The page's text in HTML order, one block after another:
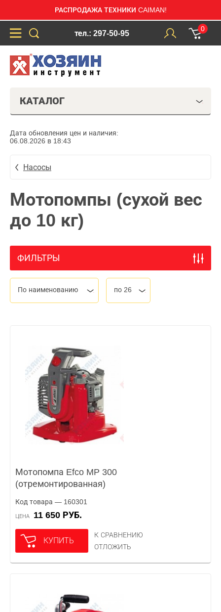
РАСПРОДАЖА ТЕХНИКИ CAIMAN!
тел.: 297-50-95
0
КАТАЛОГ
Дата обновления цен и наличия:
06.08.2026 в 18:43
Насосы
Мотопомпы (сухой вес
до 10 кг)
ФИЛЬТРЫ
По наименованию по 26
Мотопомпа Efco MP 300
(отремонтированная)
Код товара — 160301
ЦЕНА 11 650 РУБ.
КУПИТЬ
К СРАВНЕНИЮ
ОТЛОЖИТЬ